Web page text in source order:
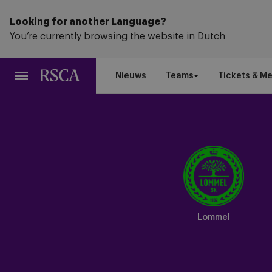
naar
hoofdinhoud
Looking for another Language?
You’re currently browsing the website in Dutch
Nieuws Teams Tickets &
Lommel